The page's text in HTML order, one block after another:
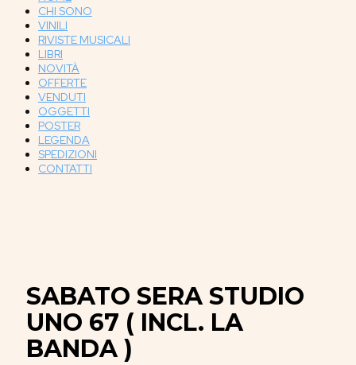
CHI SONO
VINILI
RIVISTE MUSICALI
LIBRI
NOVITÀ
OFFERTE
VENDUTI
OGGETTI
POSTER
LEGENDA
SPEDIZIONI
CONTATTI
SABATO SERA STUDIO
UNO 67 ( INCL. LA
BANDA )